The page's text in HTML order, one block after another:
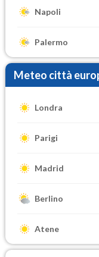
Napoli
Palermo
Meteo città
Londra
Parigi
Madrid
Berlino
Atene